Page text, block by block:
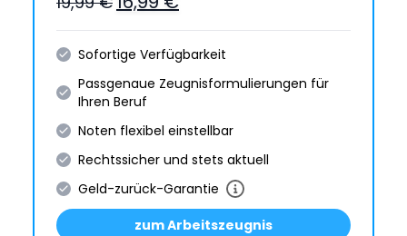
Sofortige Verfügbarkeit
Passgenaue Zeugnis­formulie­rungen für
Ihren Beruf
Noten flexibel einstellbar
Rechtssicher und stets aktuell
Geld-zurück-Garantie
zum Arbeitszeugnis